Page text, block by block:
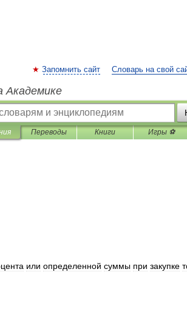
Запомнить сайт Словарь на свой
Академике
Переводы Книги Игры ⚽
или определенной суммы при закупке